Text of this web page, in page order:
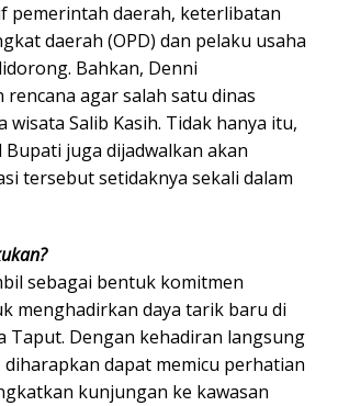
pemerintah daerah, keterlibatan
daerah (OPD) dan pelaku usaha
Bahkan, Denni
agar salah satu dinas
wisata Salib Kasih. Tidak hanya itu,
Bupati juga dijadwalkan akan
tersebut setidaknya sekali dalam
sebagai bentuk komitmen
menghadirkan daya tarik baru di
Taput. Dengan kehadiran langsung
diharapkan dapat memicu perhatian
kunjungan ke kawasan